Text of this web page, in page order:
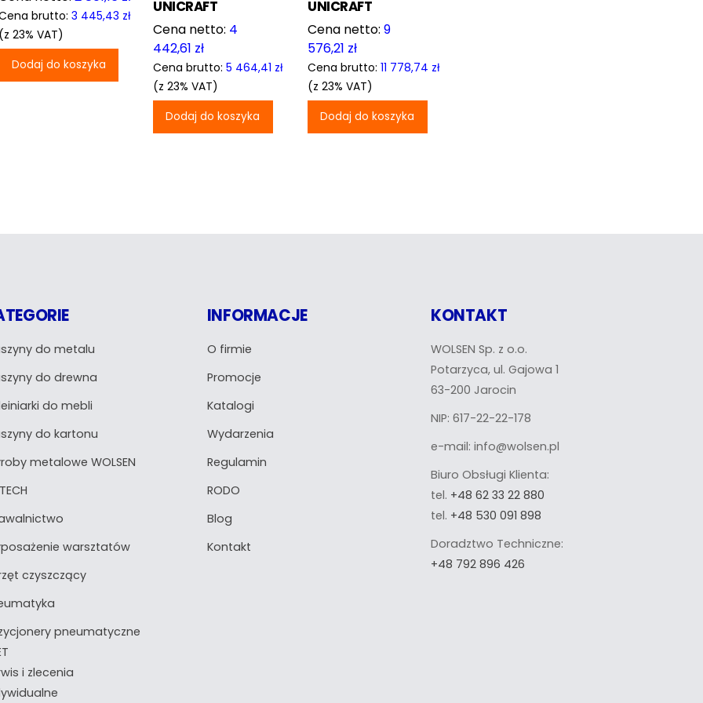
brutto:3 445,43 zł
23% VAT)
Dodaj do koszyka
UNICRAFT
4
442,61 zł
Cena brutto:5 464,41 zł
(z 23% VAT)
Dodaj do koszyka
UNICRAFT
9
576,21 zł
Cena brutto:11 778,74 zł
(z 23% VAT)
Dodaj do koszyka
do metalu
do drewna
do mebli
do kartonu
metalowe WOLSEN
warsztatów
czyszczący
pneumatyczne
i zlecenia
INFORMACJE
O firmie
Promocje
Katalogi
Wydarzenia
Regulamin
RODO
Blog
Kontakt
KONTAKT
WOLSEN Sp. z o.o.
Potarzyca, ul. Gajowa 1
63-200 Jarocin
NIP: 617-22-22-178
e-mail: info@wolsen.pl
Biuro Obsługi Klienta:
tel. +48 62 33 22 880
tel. +48 530 091 898
Doradztwo Techniczne:
+48 792 896 426